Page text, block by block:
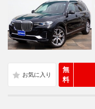
無
料